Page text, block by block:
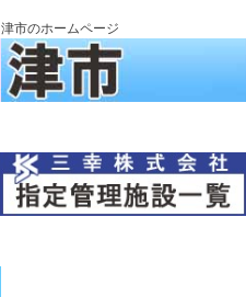
津市のホームページ